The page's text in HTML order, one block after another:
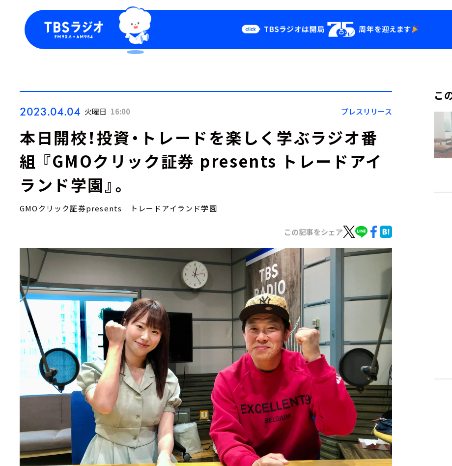
Podcast
YouTube
会社情報
2023.04.04 火曜日 16:00 プレスリリース
本日開校！投資・トレードを楽しく学ぶラジオ番
組 『GMOクリック証券 presents トレードアイ
ランド学園』。
GMOクリック証券presents トレードアイランド学園
この記事をシェア
こ